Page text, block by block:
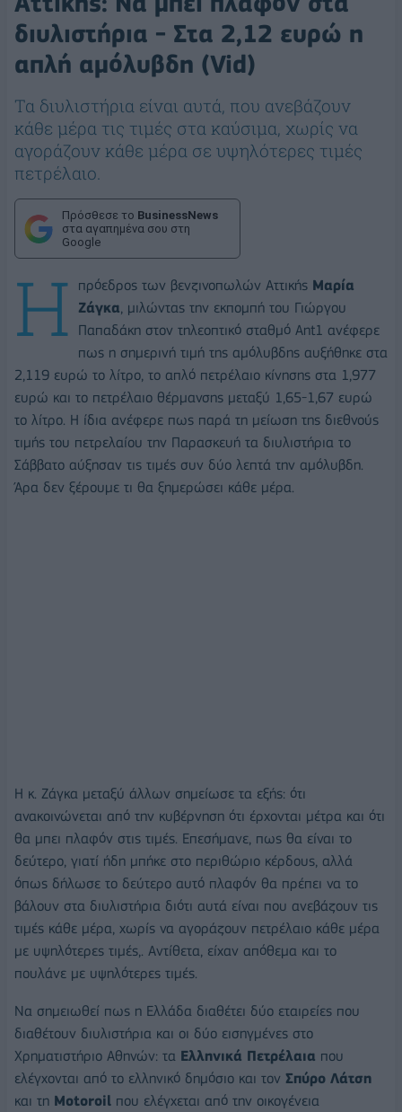
διυλιστήρια - Στα 2,12 ευρώ η
απλή αμόλυβδη (Vid)
Τα διυλιστήρια είναι αυτά, που ανεβάζουν
κάθε μέρα τις τιμές στα καύσιμα, χωρίς να
αγοράζουν κάθε μέρα σε υψηλότερες τιμές
πετρέλαιο.
Πρόσθεσε το BusinessNews
στα αγαπημένα σου στη
Google
Η πρόεδρος των βενζινοπωλών Αττικής Μαρία
Ζάγκα, μιλώντας την εκπομπή του Γιώργου
Παπαδάκη στον τηλεοπτικό σταθμό Ant1 ανέφερε
πως η σημερινή τιμή της αμόλυβδης αυξήθηκε στα
2,119 ευρώ το λίτρο, το απλό πετρέλαιο κίνησης στα 1,977
ευρώ και το πετρέλαιο θέρμανσης μεταξύ 1,65-1,67 ευρώ
το λίτρο. Η ίδια ανέφερε πως παρά τη μείωση της διεθνούς
τιμής του πετρελαίου την Παρασκευή τα διυλιστήρια το
Σάββατο αύξησαν τις τιμές συν δύο λεπτά την αμόλυβδη.
Άρα δεν ξέρουμε τι θα ξημερώσει κάθε μέρα.
Η κ. Ζάγκα μεταξύ άλλων σημείωσε τα εξής: ότι
ανακοινώνεται από την κυβέρνηση ότι έρχονται μέτρα και ότι
θα μπει πλαφόν στις τιμές. Επεσήμανε, πως θα είναι το
δεύτερο, γιατί ήδη μπήκε στο περιθώριο κέρδους, αλλά
όπως δήλωσε το δεύτερο αυτό πλαφόν θα πρέπει να το
βάλουν στα διυλιστήρια διότι αυτά είναι που ανεβάζουν τις
τιμές κάθε μέρα, χωρίς να αγοράζουν πετρέλαιο κάθε μέρα
με υψηλότερες τιμές,. Αντίθετα, είχαν απόθεμα και το
πουλάνε με υψηλότερες τιμές.
Να σημειωθεί πως η Ελλάδα διαθέτει δύο εταιρείες που
διαθέτουν διυλιστήρια και οι δύο εισηγμένες στο
Χρηματιστήριο Αθηνών: τα Ελληνικά Πετρέλαια που
ελέγχονται από το ελληνικό δημόσιο και τον Σπύρο Λάτση
και τη Motoroil που ελέγχεται από την οικογένεια